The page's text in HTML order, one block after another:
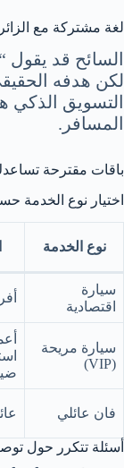
لغة مشتركة مع
لكن هدفه
التسويق الذكي
المسافر.
باقات مقترحة
اختيار نوع الخدمة
نوع الخدمة
سيارة
اقتصادية
سيارة مريحة
(VIP)
فان عائلي
أسئلة تتكرر حول